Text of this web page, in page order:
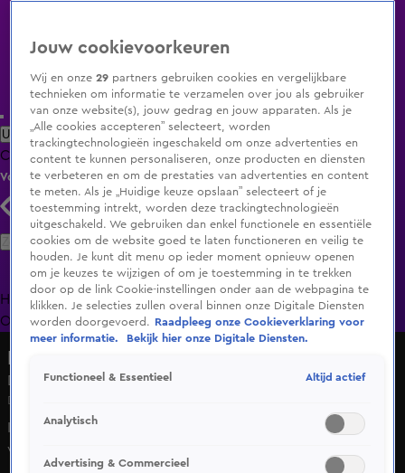
Uitzending Gemist Populaire programma's Zenders Genres
ClipsFilmsRadioSmart TV inlogShop
Volg KIJK
Zoeken
HomeUitzending Gemist Programma's De Bondgenoten
OranjezomerLivestreamsShop
De chemie is goed!
Di 12 mei, 10:54
In Lang Leve de Liefde dansen Karen en Maikel de sterren
van de hemel! En dat op dag één!
Jouw cookievoorkeuren
Wij en onze29 partners gebruiken cookies en vergelijkbare
technieken om informatie te verzamelen over jou als gebruiker
van onze website(s), jouw gedrag en jouw apparaten. Als je
„Alle cookies accepteren” selecteert, worden
trackingtechnologieën ingeschakeld om onze advertenties en
content te kunnen personaliseren, onze producten en diensten
te verbeteren en om de prestaties van advertenties en content
te meten. Als je „Huidige keuze opslaan” selecteert of je
toestemming intrekt, worden deze trackingtechnologieën
uitgeschakeld. We gebruiken dan enkel functionele en essentiële
cookies om de website goed te laten functioneren en veilig te
houden. Je kunt dit menu op ieder moment opnieuw openen
om je keuzes te wijzigen of om je toestemming in te trekken
door op de link Cookie-instellingen onder aan de webpagina te
klikken. Je selecties zullen overal binnen onze Digitale Diensten
worden doorgevoerd.
Raadpleeg onze Cookieverklaring voor
meer informatie.
Bekijk hier onze Digitale Diensten.
Functioneel & Essentieel Altijd actief
Analytisch
Advertising & Commercieel